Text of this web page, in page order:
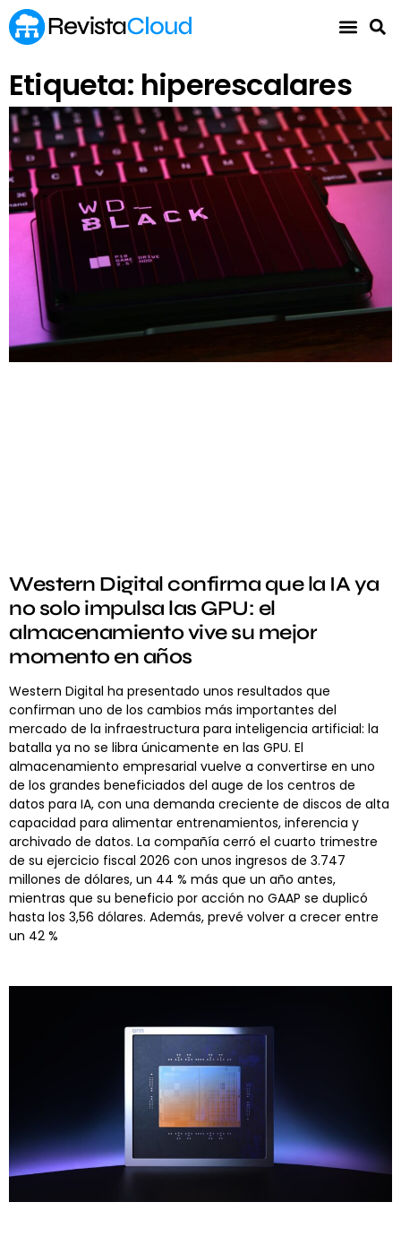
Etiqueta: hiperescalares
Western Digital confirma que la IA ya
no solo impulsa las GPU: el
almacenamiento vive su mejor
momento en años
Western Digital ha presentado unos resultados que
confirman uno de los cambios más importantes del
mercado de la infraestructura para inteligencia artificial: la
batalla ya no se libra únicamente en las GPU. El
almacenamiento empresarial vuelve a convertirse en uno
de los grandes beneficiados del auge de los centros de
datos para IA, con una demanda creciente de discos de alta
capacidad para alimentar entrenamientos, inferencia y
archivado de datos. La compañía cerró el cuarto trimestre
de su ejercicio fiscal 2026 con unos ingresos de 3.747
millones de dólares, un 44 % más que un año antes,
mientras que su beneficio por acción no GAAP se duplicó
hasta los 3,56 dólares. Además, prevé volver a crecer entre
un 42 %